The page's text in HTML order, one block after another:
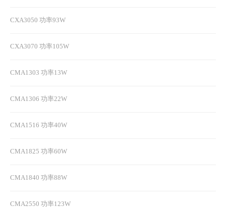
CXA3050 功率93W
CXA3070 功率105W
CMA1303 功率13W
CMA1306 功率22W
CMA1516 功率40W
CMA1825 功率60W
CMA1840 功率88W
CMA2550 功率123W